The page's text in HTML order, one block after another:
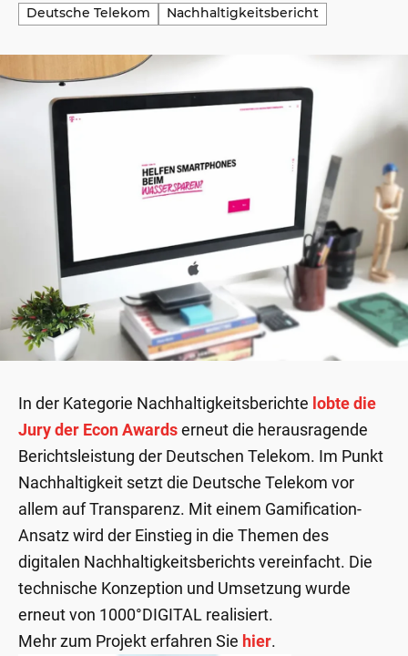
Deutsche Telekom Nachhaltigkeitsbericht
In der Kategorie Nachhaltigkeitsberichte lobte die
Jury der Econ Awardserneut die herausragende
Berichtsleistung der Deutschen Telekom. Im Punkt
Nachhaltigkeit setzt die Deutsche Telekom vor
allem auf Transparenz. Mit einem Gamification-
Ansatz wird der Einstieg in die Themen des
digitalen Nachhaltigkeitsberichts vereinfacht. Die
technische Konzeption und Umsetzung wurde
erneut von 1000°DIGITAL realisiert.
Mehr zum Projekt erfahren Sie hier.